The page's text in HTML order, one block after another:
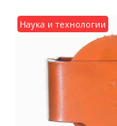
Наука и технологии